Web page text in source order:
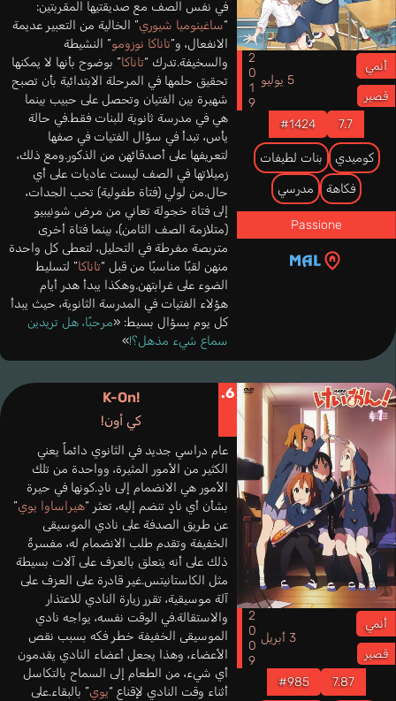
أنمي
قصير
5 يوليو 2019
7.7
#1424
كوميدي بنات لطيفات
فكاهة مدرسي
Passione
في نفس الصف مع صديقتيها المقربتين:
“ساغينوميا شيوري” الخالية من التعبير عديمة
الانفعال، و”تاناكا نوزومو” النشيطة
والسخيفة.تدرك “تاناكا” بوضوح بأنها لا يمكنها
تحقيق حلمها في المرحلة الابتدائية بأن تصبح
شهيرة بين الفتيان وتحصل على حبيب بينما
هي في مدرسة ثانوية للبنات فقط.في حالة
يأس، تبدأ في سؤال الفتيات في صفها
لتعريفها على أصدقائهن من الذكور.ومع ذلك،
زميلاتها في الصف ليست عاديات على أي
حال.من لولي (فتاة طفولية) تحب الجدات،
إلى فتاة خجولة تعاني من مرض شونيبيو
(متلازمة الصف الثامن)، بينما فتاة أخرى
متربصة مفرطة في التحليل، لتعطى كل واحدة
منهن لقبًا مناسبًا من قبل “تاناكا” لتسليط
الضوء على غرابتهن.وهكذا يبدأ هدر أيام
هؤلاء الفتيات في المدرسة الثانوية، حيث يبدأ
كل يوم بسؤال بسيط: «مرحبًا، هل تريدين
سماع شيء مذهل؟!»
6.
K-On!
كي أون!
أنمي
قصير
3 أبريل 2009
7.87
#985
عام دراسي جديد في الثانوي دائماً يعني
الكثير من الأمور المثيرة، وواحدة من تلك
الأمور هي الانضمام إلى نادٍ.كونها في حيرة
بشأن أي نادٍ تنضم إليه، تعثر “هيراساوا يوي”
عن طريق الصدفة على نادي الموسيقى
الخفيفة وتقدم طلب الانضمام له، مفسرةً
ذلك على أنه يتعلق بالعزف على آلات بسيطة
مثل الكاستانيتس.غير قادرة على العزف على
آلة موسيقية، تقرر زيارة النادي للاعتذار
والاستقالة.في الوقت نفسه، يواجه نادي
الموسيقى الخفيفة خطر فكه بسبب نقص
الأعضاء، وهذا يجعل أعضاء النادي يقدمون
أي شيء، من الطعام إلى السماح بالتكاسل
أثناء وقت النادي لإقناع “يوي” بالبقاء.على